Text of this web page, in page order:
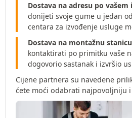
Dostava na adresu po vašem
donijeti svoje gume u jedan
centara za izvođenje usluge
Dostava na montažnu
kontaktirati po primitku vaše
dogovorio sastanak i izvršio
Cijene partnera su navedene
ćete moći odabrati najpovoljniju